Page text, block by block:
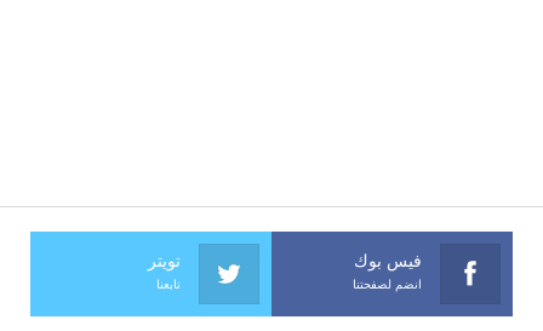
فيس بوك
انضم لصفحتنا
تويتر
تابعنا